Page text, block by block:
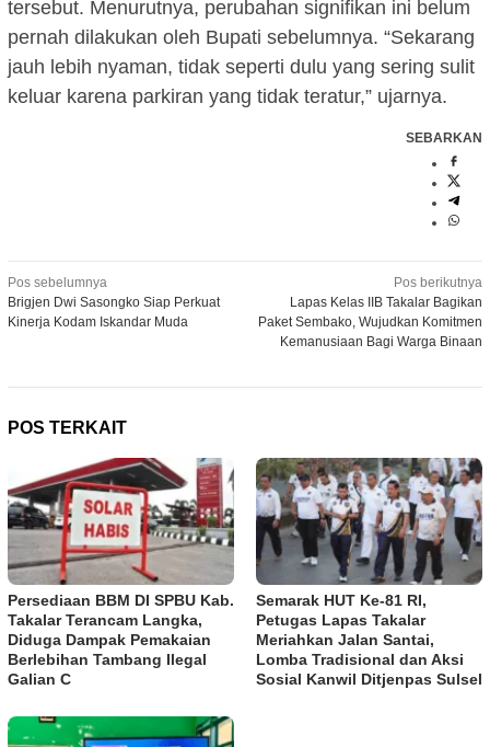
tersebut. Menurutnya, perubahan signifikan ini belum
pernah dilakukan oleh Bupati sebelumnya. “Sekarang
jauh lebih nyaman, tidak seperti dulu yang sering sulit
keluar karena parkiran yang tidak teratur,” ujarnya.
SEBARKAN
Navigasi
pos
Pos sebelumnya
Brigjen Dwi Sasongko Siap Perkuat
Kinerja Kodam Iskandar Muda
Pos berikutnya
Lapas Kelas IIB Takalar Bagikan
Paket Sembako, Wujudkan Komitmen
Kemanusiaan Bagi Warga Binaan
POS TERKAIT
Persediaan BBM DI SPBU Kab.
Takalar Terancam Langka,
Diduga Dampak Pemakaian
Berlebihan Tambang Ilegal
Galian C
Semarak HUT Ke-81 RI,
Petugas Lapas Takalar
Meriahkan Jalan Santai,
Lomba Tradisional dan Aksi
Sosial Kanwil Ditjenpas Sulsel